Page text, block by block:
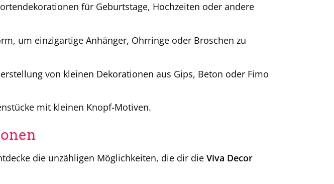
für Geburtstage, Hochzeiten oder andere
um einzigartige Anhänger, Ohrringe oder Broschen zu
von kleinen Dekorationen aus Gips, Beton oder Fimo
mit kleinen Knopf-Motiven.
die unzähligen Möglichkeiten, die dir die Viva Decor